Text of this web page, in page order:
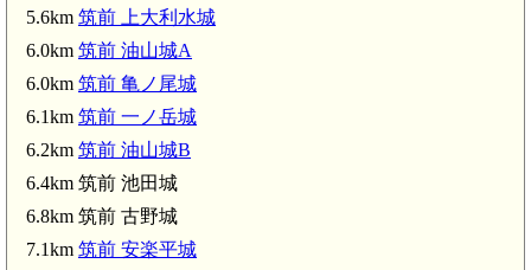
5.6km 筑前 上大利水城
6.0km 筑前 油山城A
6.0km 筑前 亀ノ尾城
6.1km 筑前 一ノ岳城
6.2km 筑前 油山城B
6.4km 筑前 池田城
6.8km 筑前 古野城
7.1km 筑前 安楽平城